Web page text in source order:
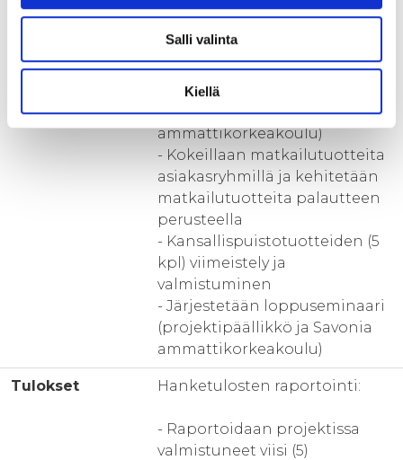
Salli valinta
Kiellä
(projektipäällikkö ja Savonia
ammattikorkeakoulu)
- Työpajatyöskentely jatkuu
(projektipäällikkö ja Savonia
ammattikorkeakoulu)
- Kokeillaan matkailutuotteita
asiakasryhmillä ja kehitetään
matkailutuotteita palautteen
perusteella
- Kansallispuistotuotteiden (5
kpl) viimeistely ja
valmistuminen
- Järjestetään loppuseminaari
(projektipäällikkö ja Savonia
ammattikorkeakoulu)
Tulokset Hanketulosten raportointi:
- Raportoidaan projektissa
valmistuneet viisi (5)